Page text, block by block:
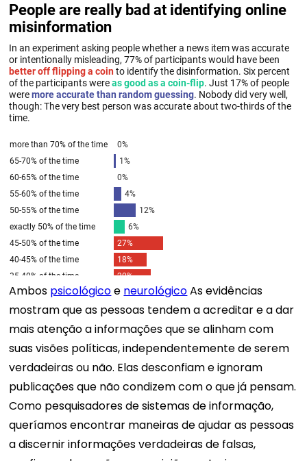
Ambos psicológicoe neurológicoAs evidências
mostram que as pessoas tendem a acreditar e a dar
mais atenção a informações que se alinham com
suas visões políticas, independentemente de serem
verdadeiras ou não. Elas desconfiam e ignoram
publicações que não condizem com o que já pensam.
Como pesquisadores de sistemas de informação,
queríamos encontrar maneiras de ajudar as pessoas
a discernir informações verdadeiras de falsas,